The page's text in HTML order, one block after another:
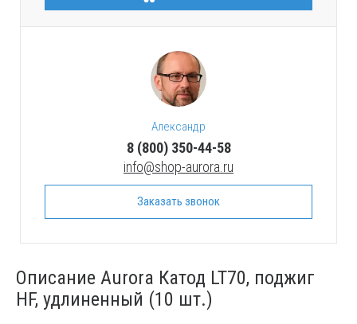
Александр
8 (800) 350-44-58
info@shop-aurora.ru
Заказать звонок
Описание Aurora Катод LT70, поджиг
HF, удлиненный (10 шт.)